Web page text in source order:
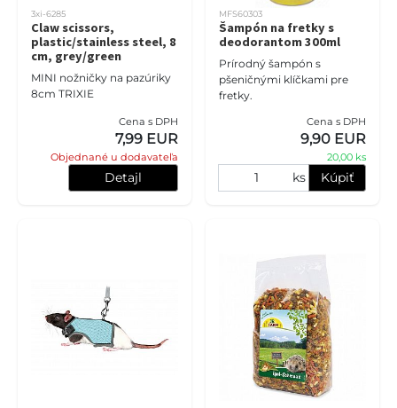
3xi-6285
Claw scissors,
plastic/stainless steel, 8
cm, grey/green
MINI nožničky na pazúriky
8cm TRIXIE
Cena s DPH
7,99 EUR
Objednané u dodavateľa
Detajl
MFS60303
Šampón na fretky s
deodorantom 300ml
Prírodný šampón s
pšeničnými klíčkami pre
fretky.
Cena s DPH
9,90 EUR
20,00 ks
ks Kúpiť